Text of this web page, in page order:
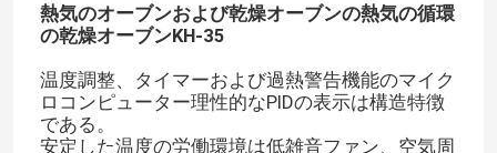
熱気のオーブンおよび乾燥オーブンの熱気の循環
の乾燥オーブンKH-35
温度調整、タイマーおよび過熱警告機能のマイク
ロコンピューター理性的なPIDの表示は構造特徴
である。
安定した温度の労働環境は低雑音ファン、空気周